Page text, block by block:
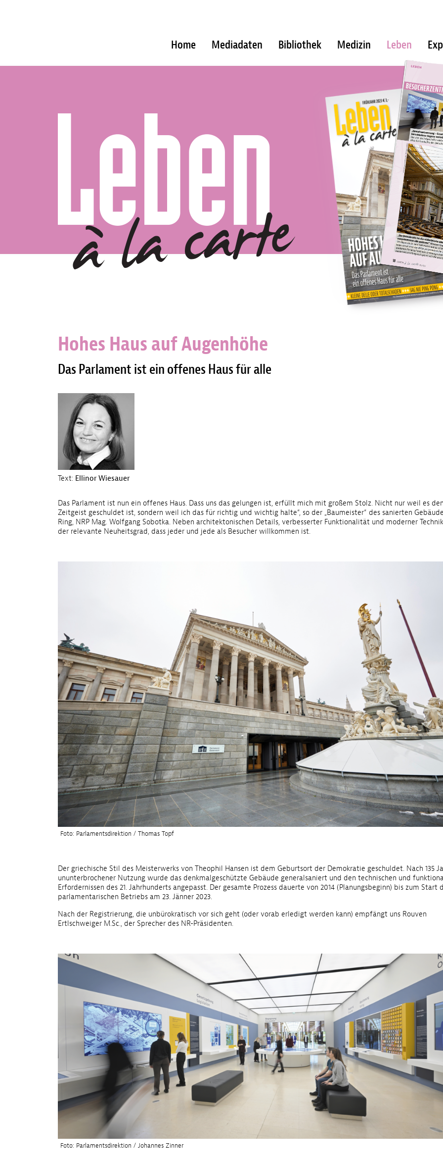
Home Mediadaten Bibliothek Medizin Leben
Hohes Haus auf Augenhöhe
Das Parlament ist ein offenes Haus für alle
Text: Ellinor Wiesauer
Das Parlament ist nun ein offenes Haus. Dass uns das gelungen ist, erfüllt mich mit großem Stolz. Nicht nur weil es
Zeitgeist geschuldet ist, sondern weil ich das für richtig und wichtig halte“, so der „Baumeister“ des sanierten
Ring, NRP Mag. Wolfgang Sobotka. Neben architektonischen Details, verbesserter Funktionalität und moderner
der relevante Neuheitsgrad, dass jeder und jede als Besucher willkommen ist.
Foto: Parlamentsdirektion / Thomas Topf
Der griechische Stil des Meisterwerks von Theophil Hansen ist dem Geburtsort der Demokratie geschuldet. Nach 135
ununterbrochener Nutzung wurde das denkmalgeschützte Gebäude generalsaniert und den technischen und
Erfordernissen des 21. Jahrhunderts angepasst. Der gesamte Prozess dauerte von 2014 (Planungsbeginn) bis zum Start
parlamentarischen Betriebs am 23. Jänner 2023.
Nach der Registrierung, die unbürokratisch vor sich geht (oder vorab erledigt werden kann) empfängt uns Rouven
Ertlschweiger M.Sc., der Sprecher des NR-Präsidenten.
Foto: Parlamentsdirektion / Johannes Zinner